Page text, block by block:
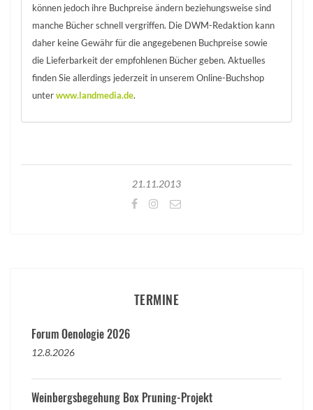
können jedoch ihre Buchpreise ändern beziehungsweise sind
manche Bücher schnell vergriffen. Die DWM-Redaktion kann
daher keine Gewähr für die angegebenen Buchpreise sowie
die Lieferbarkeit der empfohlenen Bücher geben. Aktuelles
finden Sie allerdings jederzeit in unserem Online-Buchshop
unterwww.landmedia.de.
21.11.2013
TERMINE
Forum Oenologie 2026
12.8.2026
Weinbergsbegehung Box Pruning-Projekt